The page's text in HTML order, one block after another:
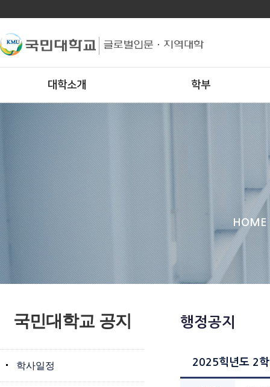
대학소개 학부
HOME
국민대학교 공지
학사일정
행정공지
2025힉년도 2